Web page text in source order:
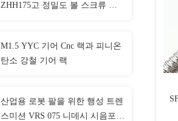
ZHH175고 정밀도 볼 스크류 방
M1.5 YYC 기어 Cnc 랙과 피니온
탄소 강철 기어 랙
산업용 로봇 팔을 위한 행성 트렌
스미션 VRS 075 니데시 시음포